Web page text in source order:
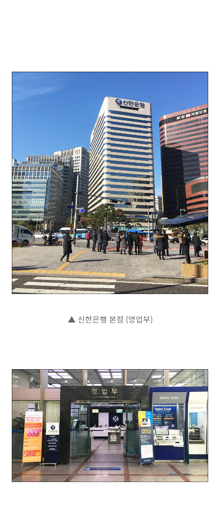
▲ 신한은행 본점 (영업부)